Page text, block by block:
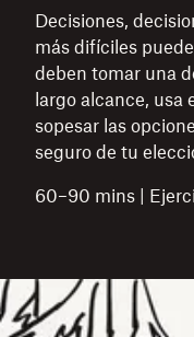
Decisiones,
más difíciles
deben tomar una
largo alcance,
sopesar las
seguro de tu
60–90 mins |